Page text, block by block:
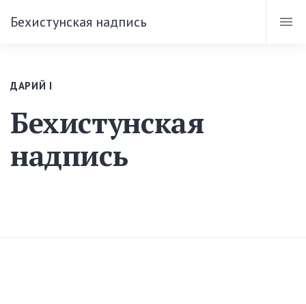
Бехистунская надпись
ДАРИЙ I
Бехистунская
надпись